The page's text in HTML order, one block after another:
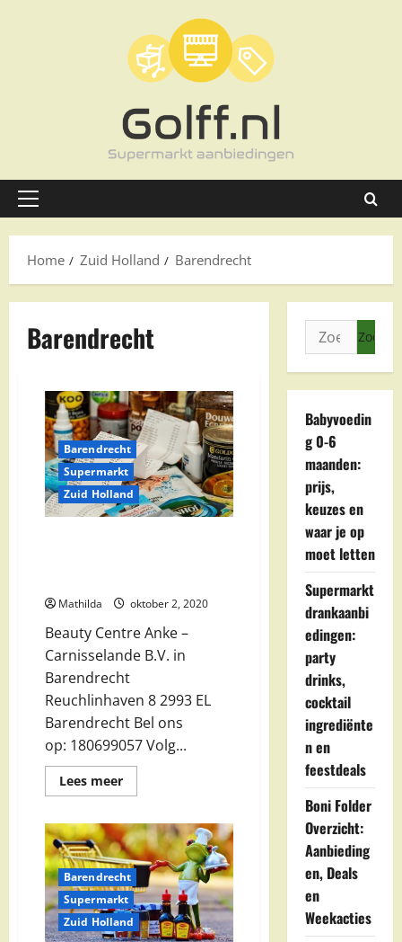
Primair
Home
Zuid Holland Barendrecht
Barendrecht
Barendrecht
Supermarkt
Zuid Holland
Mathilda oktober 2, 2020
Beauty Centre Anke –
Carnisselande B.V. in
Barendrecht
Reuchlinhaven 8 2993 EL
Barendrecht Bel ons
op: 180699057 Volg...
Lees meerLees
meer
Centre
Anke
–
Carnisselande
B.V.
in
Barendrecht
Barendrecht
Supermarkt
Zuid Holland
Zoeken
naar:
Babyvoedin
g 0-6
maanden:
prijs,
keuzes en
waar je op
moet letten
Supermarkt
drankaanbi
edingen:
party
drinks,
cocktail
ingrediënte
n en
feestdeals
Boni Folder
Overzicht:
Aanbieding
en, Deals
en
Weekacties